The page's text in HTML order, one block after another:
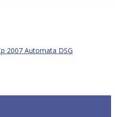
2007 Automata DSG